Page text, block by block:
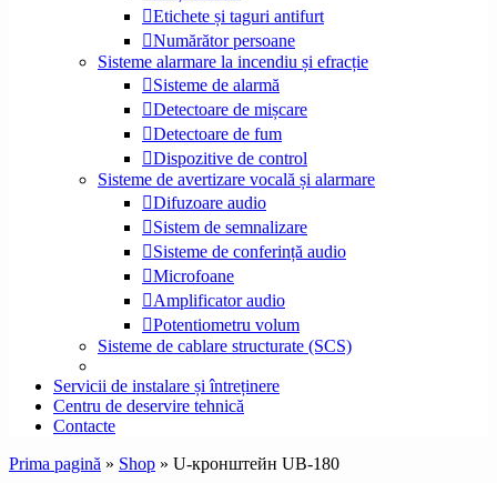
Etichete și taguri antifurt
Numărător persoane
Sisteme alarmare la incendiu și efracție
Sisteme de alarmă
Detectoare de mișcare
Detectoare de fum
Dispozitive de control
Sisteme de avertizare vocală și alarmare
Difuzoare audio
Sistem de semnalizare
Sisteme de conferință audio
Microfoane
Amplificator audio
Potentiometru volum
Sisteme de cablare structurate (SCS)
Servicii de instalare și întreținere
Centru de deservire tehnică
Contacte
Prima pagină » Shop » U-кронштейн UB-180